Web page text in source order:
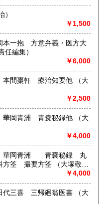
芸、古典籍、近代文献、
その他）
林浩治）
￥1,500
一抱 方意弁義・医方大
責任編集）
￥6,000
棗軒 療治知要他 （大
￥2,500
青洲 青嚢秘録他 （大
￥4,000
華岡青洲 青嚢秘録 丸
要方筌 （大塚敬
￥4,000
喜 三帰廻翁医書 （大